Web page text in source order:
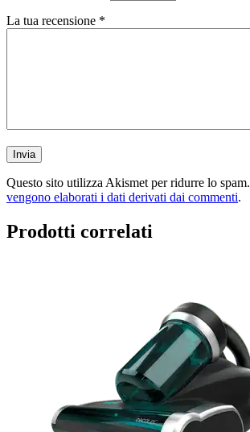
La tua recensione *
Questo sito utilizza Akismet per ridurre lo spam.
vengono elaborati i dati derivati dai commenti.
Prodotti correlati